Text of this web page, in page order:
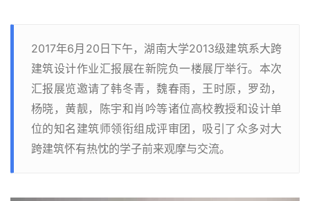
2017年6月20日下午，湖南大学2013级建筑系大跨
建筑设计作业汇报展在新院负一楼展厅举行。本次
汇报展览邀请了韩冬青，魏春雨，王时原，罗劲，
杨晓，黄靓，陈宇和肖吟等诸位高校教授和设计单
位的知名建筑师领衔组成评审团，吸引了众多对大
跨建筑怀有热忱的学子前来观摩与交流。